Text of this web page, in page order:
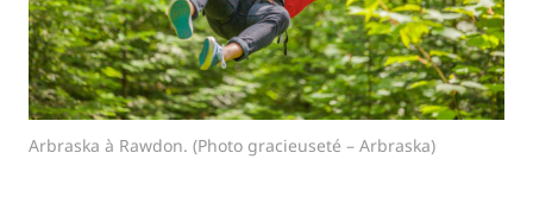
Arbraska à Rawdon. (Photo gracieuseté – Arbraska)